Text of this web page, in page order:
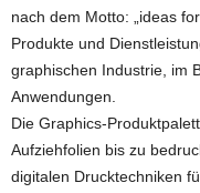
nach dem Motto: „ideas
Produkte und
graphischen Industrie, im
Anwendungen.
Die Graphics-
Aufziehfolien bis zu
digitalen Drucktechniken